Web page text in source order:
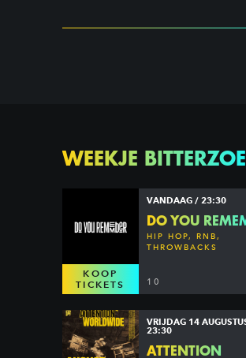
WEEKJE
KOOP
TICKETS
VANDAAG / 23:30
DO YOU
HIP HOP, RNB,
THROWBACKS
10
VRIJDAG 14
23:30
ATTENTION